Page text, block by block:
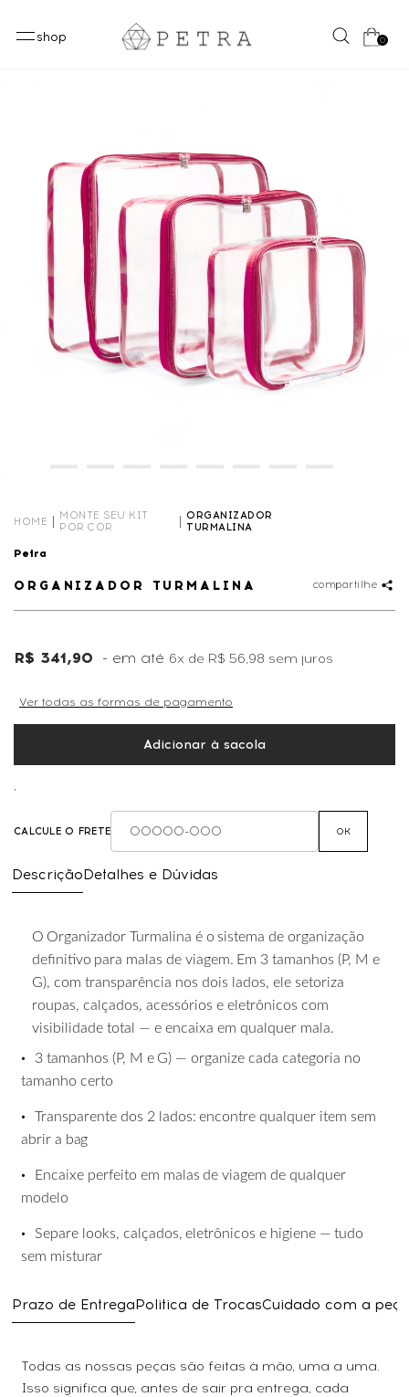
shop 0
DescriçãoDetalhes e Dúvidas
O Organizador Turmalina é o sistema de organização
definitivo para malas de viagem. Em 3 tamanhos (P, M e
G), com transparência nos dois lados, ele setoriza
roupas, calçados, acessórios e eletrônicos com
visibilidade total — e encaixa em qualquer mala.
• 3 tamanhos (P, M e G) — organize cada categoria no
tamanho certo
• Transparente dos 2 lados: encontre qualquer item sem
abrir a bag
• Encaixe perfeito em malas de viagem de qualquer
modelo
• Separe looks, calçados, eletrônicos e higiene — tudo
sem misturar
Prazo de EntregaPolitica de TrocasCuidado com a
Todas as nossas peças são feitas à mão, uma a uma.
Isso significa que, antes de sair pra entrega, cada
HOME
MONTE SEU KIT
POR COR
ORGANIZADOR
TURMALINA
Petra
ORGANIZADOR TURMALINA compartilhe
R$ 341,90 6x de R$ 56,98 sem juros
Ver todas as formas de pagamento
Adicionar à sacola
,
CALCULE O FRETE OK